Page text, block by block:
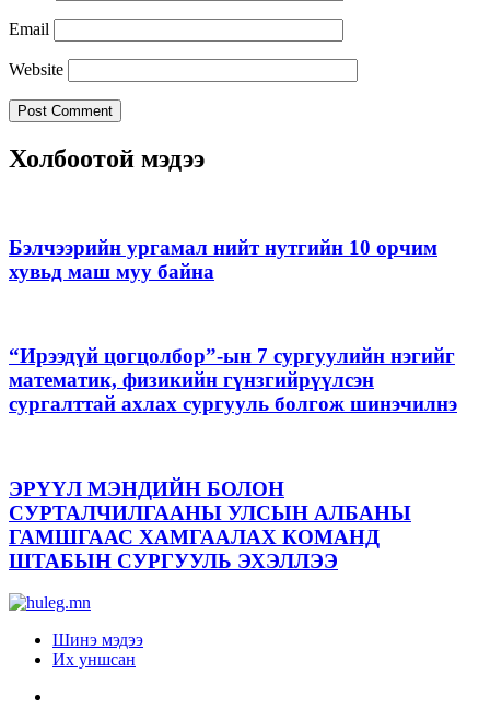
Email
Website
Холбоотой мэдээ
Бэлчээрийн ургамал нийт нутгийн 10 орчим
хувьд маш муу байна
“Ирээдүй цогцолбор”-ын 7 сургуулийн нэгийг
математик, физикийн гүнзгийрүүлсэн
сургалттай ахлах сургууль болгож шинэчилнэ
ЭРҮҮЛ МЭНДИЙН БОЛОН
СУРТАЛЧИЛГААНЫ УЛСЫН АЛБАНЫ
ГАМШГААС ХАМГААЛАХ КОМАНД
ШТАБЫН СУРГУУЛЬ ЭХЭЛЛЭЭ
Шинэ мэдээ
Их уншсан